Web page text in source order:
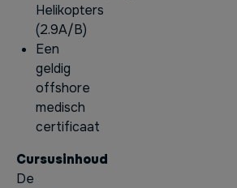
Helikopters
(2.9A/B)
Een
geldig
offshore
medisch
certificaat
Cursusinhoud
De